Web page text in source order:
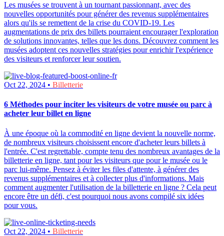
Les musées se trouvent à un tournant passionnant, avec des
nouvelles opportunités pour générer des revenus supplémentaires
alors qu'ils se remettent de la crise du COVID-19. Les
augmentations de prix des billets pourraient encourager l'exploration
de solutions innovantes, telles que les dons. Découvrez comment les
musées adoptent ces nouvelles stratégies pour enrichir l'expérience
des visiteurs et renforcer leur soutien.
Oct 22, 2024 • Billetterie
6 Méthodes pour inciter les visiteurs de votre musée ou parc à
acheter leur billet en ligne
À une époque où la commodité en ligne devient la nouvelle norme,
de nombreux visiteurs choisissent encore d'acheter leurs billets à
l'entrée. C'est regrettable, compte tenu des nombreux avantages de la
billetterie en ligne, tant pour les visiteurs que pour le musée ou le
parc lui-même. Pensez à éviter les files d'attente, à générer des
revenus supplémentaires et à collecter plus d'informations. Mais
comment augmenter l'utilisation de la billetterie en ligne ? Cela peut
encore être un défi, c'est pourquoi nous avons compilé six idées
pour vous.
Oct 22, 2024 • Billetterie